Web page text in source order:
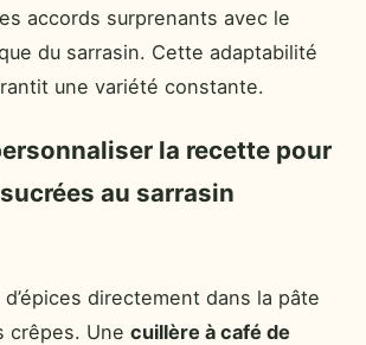
accords surprenants avec le
du sarrasin. Cette adaptabilité
une variété constante.
la recette pour
au sarrasin
d’épices directement dans la pâte
crêpes. Une cuillère à café de